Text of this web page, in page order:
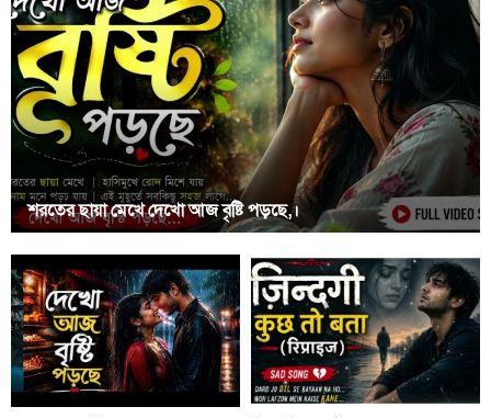
শরতের ছায়া মেখে দেখো আজ বৃষ্টি পড়ছে,।